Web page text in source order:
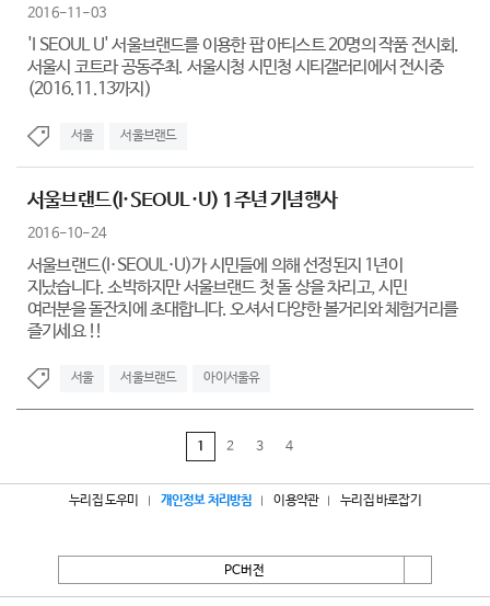
2016-11-03
'I SEOUL U' 서울브랜드를 이용한 팝 아티스트 20명의 작품 전시회.
서울시 코트라 공동주최. 서울시청 시민청 시티갤러리에서 전시중
(2016.11.13까지)
서울 서울브랜드
서울브랜드(I·SEOUL·U) 1주년 기념행사
2016-10-24
서울브랜드(I·SEOUL·U)가 시민들에 의해 선정된지 1년이
지났습니다. 소박하지만 서울브랜드 첫 돌 상을 차리고, 시민
여러분을 돌잔치에 초대합니다. 오셔서 다양한 볼거리와 체험거리를
즐기세요 !!
서울 서울브랜드 아이서울유
1 2 3 4
누리집 도우미 개인정보 처리방침 이용약관 누리집 바로잡기
PC버전